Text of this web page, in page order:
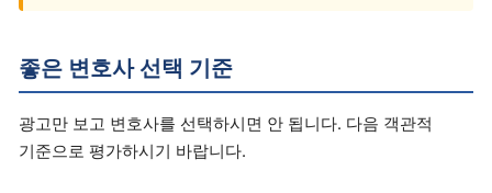
좋은 변호사 선택 기준
광고만 보고 변호사를 선택하시면 안 됩니다. 다음 객관적
기준으로 평가하시기 바랍니다.